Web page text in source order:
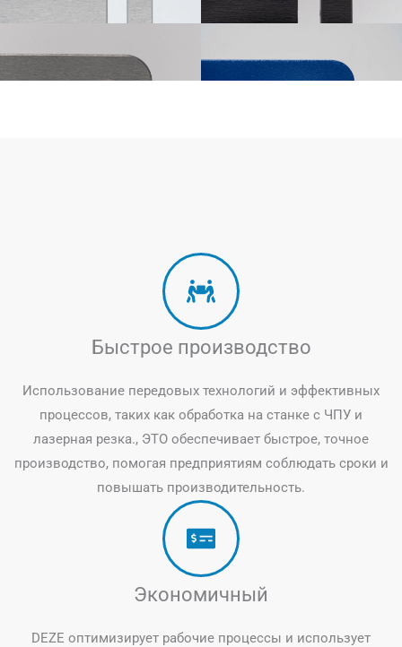
Быстрое производство
Использование передовых технологий и эффективных
процессов, таких как обработка на станке с ЧПУ и
лазерная резка., ЭТО обеспечивает быстрое, точное
производство, помогая предприятиям соблюдать сроки и
повышать производительность.
Экономичный
DEZE оптимизирует рабочие процессы и использует